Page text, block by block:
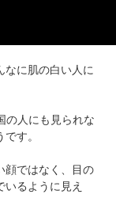
なに肌の白い人に
の人にも見られな
す。
顔ではなく、目の
るように見え